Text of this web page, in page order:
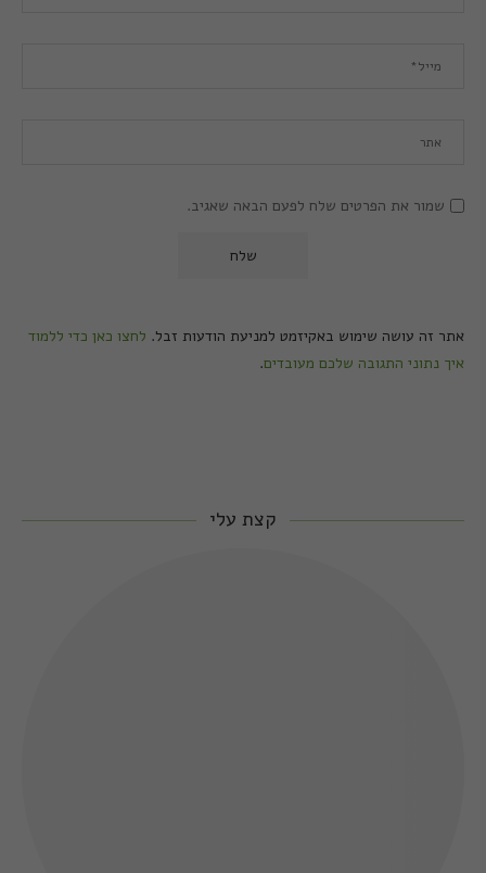
שמור את הפרטים שלח לפעם הבאה שאגיב.
אתר זה עושה שימוש באקיזמט למניעת הודעות זבל. לחצו כאן כדי ללמוד
איך נתוני התגובה שלכם מעובדים.
קצת עלי